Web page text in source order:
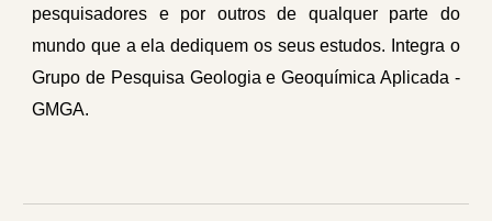
pesquisadores e por outros de qualquer parte do
mundo que a ela dediquem os seus estudos. Integra o
Grupo de Pesquisa Geologia e Geoquímica Aplicada -
GMGA.